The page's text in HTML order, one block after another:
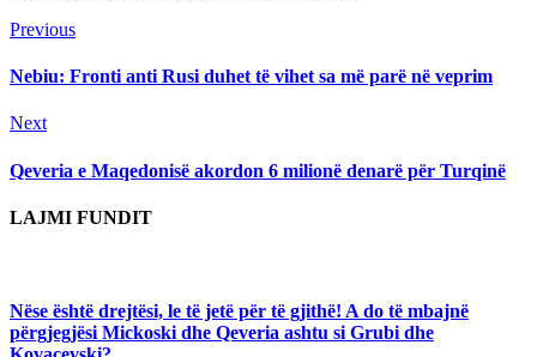
Continue
Reading
PreviousPrevious
Nebiu: Fronti anti Rusi duhet të vihet sa më parë në veprim
NextNext
Qeveria e Maqedonisë akordon 6 milionë denarë për Turqinë
LAJMI FUNDIT
Nëse është drejtësi, le të jetë për të gjithë! A do të mbajnë
përgjegjësi Mickoski dhe Qeveria ashtu si Grubi dhe